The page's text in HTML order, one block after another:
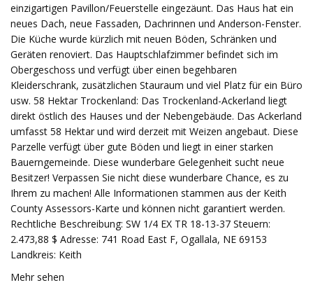
einzigartigen Pavillon/Feuerstelle eingezäunt. Das Haus hat ein
neues Dach, neue Fassaden, Dachrinnen und Anderson-Fenster.
Die Küche wurde kürzlich mit neuen Böden, Schränken und
Geräten renoviert. Das Hauptschlafzimmer befindet sich im
Obergeschoss und verfügt über einen begehbaren
Kleiderschrank, zusätzlichen Stauraum und viel Platz für ein Büro
usw. 58 Hektar Trockenland: Das Trockenland-Ackerland liegt
direkt östlich des Hauses und der Nebengebäude. Das Ackerland
umfasst 58 Hektar und wird derzeit mit Weizen angebaut. Diese
Parzelle verfügt über gute Böden und liegt in einer starken
Bauerngemeinde. Diese wunderbare Gelegenheit sucht neue
Besitzer! Verpassen Sie nicht diese wunderbare Chance, es zu
Ihrem zu machen! Alle Informationen stammen aus der Keith
County Assessors-Karte und können nicht garantiert werden.
Rechtliche Beschreibung: SW 1/4 EX TR 18-13-37 Steuern:
2.473,88 $ Adresse: 741 Road East F, Ogallala, NE 69153
Landkreis: Keith
Mehr sehen